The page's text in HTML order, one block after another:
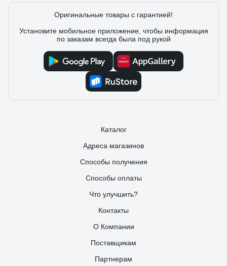
Оригинальные товары с гарантией!
Установите мобильное приложение, чтобы информация
по заказам всегда была под рукой
Каталог
Адреса магазинов
Способы получения
Способы оплаты
Что улучшить?
Контакты
О Компании
Поставщикам
Партнерам